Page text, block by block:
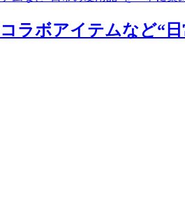
ラボアイテムなど“